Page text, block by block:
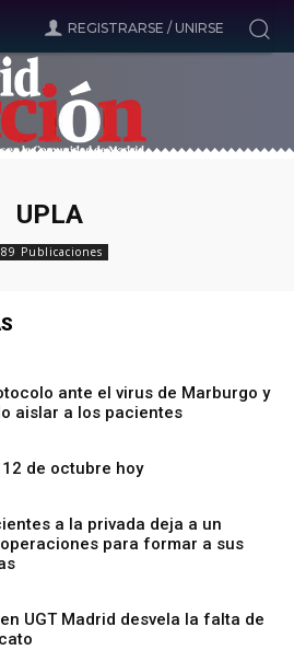
REGISTRARSE / UNIRSE
UPLA
89 Publicaciones
ante el virus de Marburgo y
aislar a los pacientes
de octubre hoy
a la privada deja a un
para formar a sus
UGT Madrid desvela la falta de